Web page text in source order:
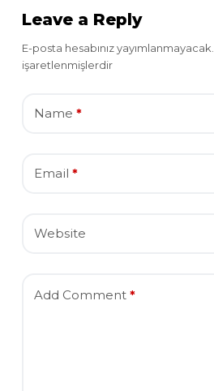
Leave a Reply
E-posta hesabınız yayımlanmayacak.
işaretlenmişlerdir
Name *
Email *
Website
Add Comment*